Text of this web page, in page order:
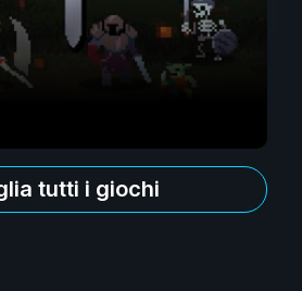
tutti i giochi